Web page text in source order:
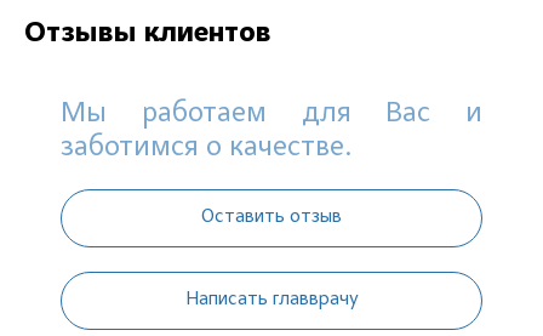
Отзывы клиентов
Мы работаем для Вас и
заботимся о качестве.
Оставить отзыв
Написать главврачу